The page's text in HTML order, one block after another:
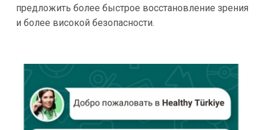
предложить более быстрое восстановление зрения
и более високой безопасности.